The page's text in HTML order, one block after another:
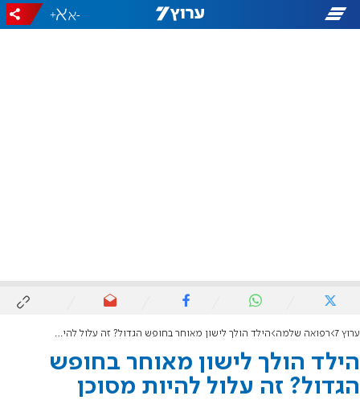
-
+
ערוץ 7 רפואה שלמה הילד הולך לישון מאוחר בחופש הגדול? זה עלול להיות מסוכן
הילד הולך לישון מאוחר בחופש
הגדול? זה עלול להיות מסוכן